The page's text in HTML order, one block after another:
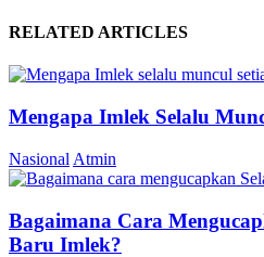
RELATED ARTICLES
Mengapa Imlek Selalu
Nasional Atmin
Bagaimana Cara
Baru Imlek?